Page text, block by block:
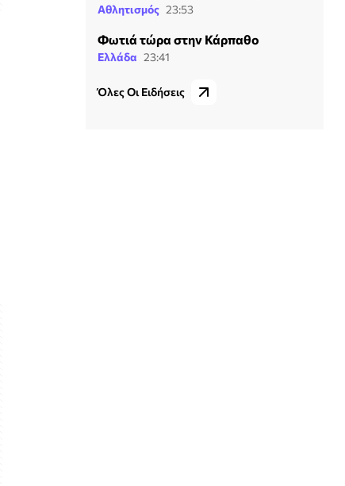
Αθλητισμός 23:53
Φωτιά τώρα στην Κάρπαθο
Ελλάδα 23:41
Όλες Οι Ειδήσεις